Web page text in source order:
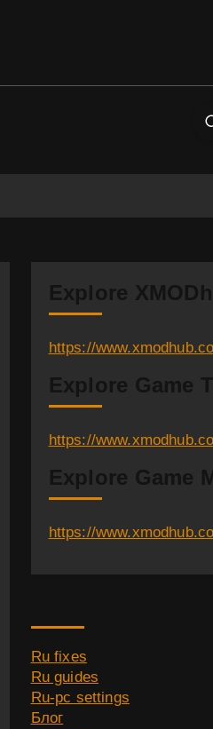
Explore
https://
Explore Game
https://
Explore Game
https://
Ru fixes
Ru guides
Ru-pc settings
Блог